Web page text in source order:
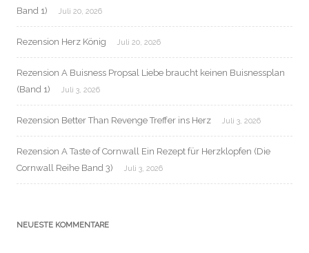
Band 1)
Juli 20, 2026
Rezension Herz König Juli 20, 2026
Rezension A Buisness Propsal Liebe braucht keinen Buisnessplan
(Band 1)
Juli 3, 2026
Rezension Better Than Revenge Treffer ins Herz Juli 3, 2026
Rezension A Taste of Cornwall Ein Rezept für Herzklopfen (Die
Cornwall Reihe Band 3)
Juli 3, 2026
NEUESTE KOMMENTARE